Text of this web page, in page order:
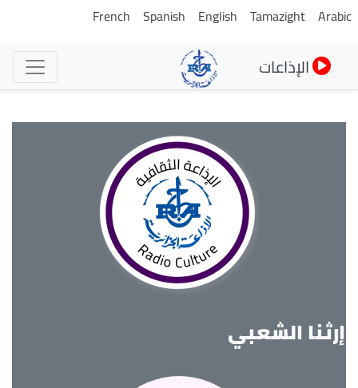
تجاوز
المحتوى
الرئيسي
Tamazight
English
Spanish
French
الإذاعات
إرثنا الشعبي